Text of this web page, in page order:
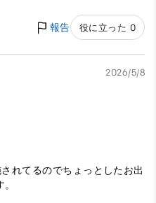
報告 役に立った 0
2026/5/8
れてるのでちょっとしたお出